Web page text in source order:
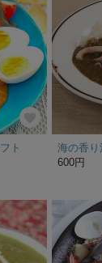
ト
海の香
600円